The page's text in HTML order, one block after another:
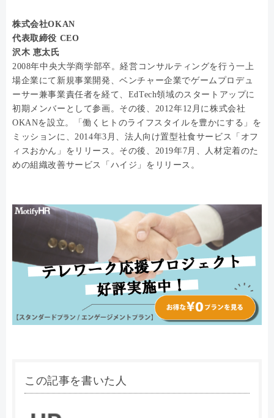
株式会社OKAN
代表取締役 CEO
沢木 恵太氏
2008年中央大学商学部卒。経営コンサルティングを行う一上
場企業にて新規事業開発、ベンチャー企業でゲームプロデュ
ーサー兼事業責任者を経て、EdTech領域のスタートアップに
初期メンバーとして参画。その後、2012年12月に株式会社
OKANを設立。「働くヒトのライフスタイルを豊かにする」を
ミッションに、2014年3月、法人向け置型社食サービス「オフ
ィスおかん」をリリース。その後、2019年7月、人材定着のた
めの組織改善サービス「ハイジ」をリリース。
この記事を書いた人